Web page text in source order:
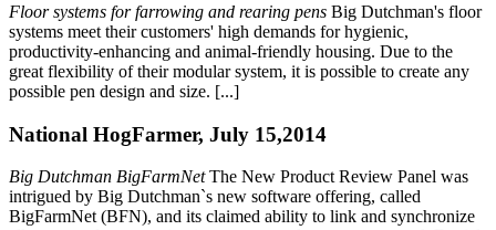
Floor systems for farrowing and rearing pens Big Dutchman's floor
systems meet their customers' high demands for hygienic,
productivity-enhancing and animal-friendly housing. Due to the
great flexibility of their modular system, it is possible to create any
possible pen design and size. [...]
National HogFarmer, July 15,2014
Big Dutchman BigFarmNetThe New Product Review Panel was
intrigued by Big Dutchman`s new software offering, called
BigFarmNet (BFN), and its claimed ability to link and synchronize